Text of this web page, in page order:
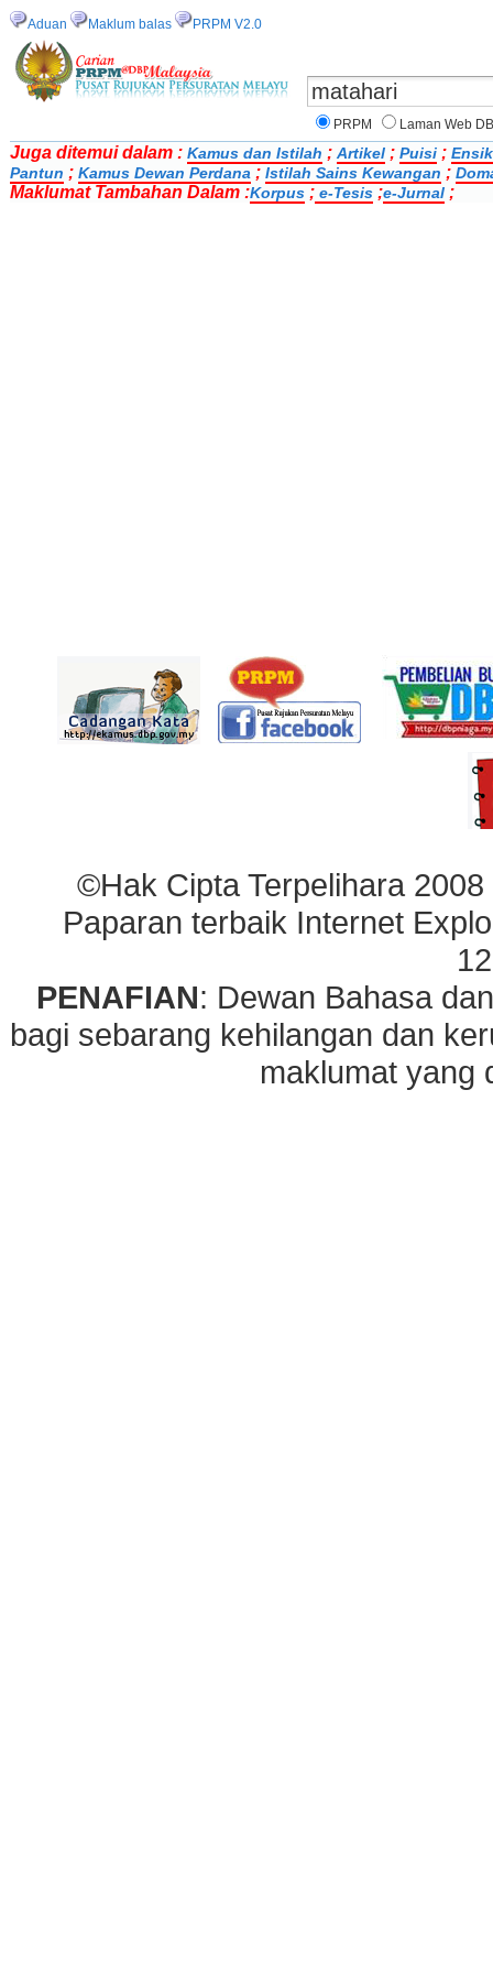
Aduan Maklum balas PRPM V2.0
PRPM Laman Web
Juga ditemui dalam : Kamus dan Istilah ; Artikel ; Puisi ;
Pantun ; Kamus Dewan Perdana ; Istilah Sains Kewangan ;
Maklumat Tambahan Dalam :Korpus ; e-Tesis ;e-Jurnal ;
©Hak Cipta Terpelihara
Paparan terbaik Internet
PENAFIAN: Dewan Bahasa
bagi sebarang kehilangan dan
maklumat yang